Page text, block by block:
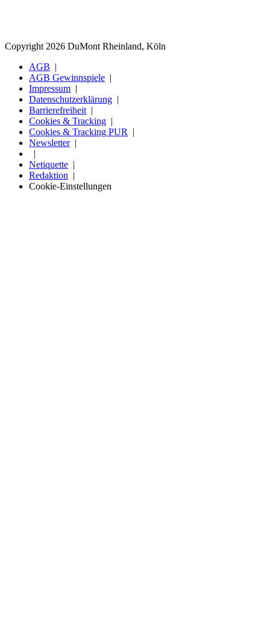
Copyright 2026 DuMont Rheinland, Köln
AGB
AGB Gewinnspiele
Impressum
Datenschutzerklärung
Barrierefreiheit
Cookies & Tracking
Cookies & Tracking PUR
Newsletter
Netiquette
Redaktion
Cookie-Einstellungen